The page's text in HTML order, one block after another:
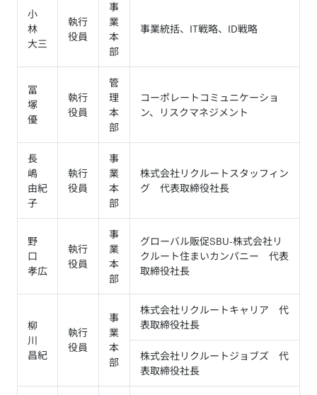
小
林
大三
執行
役員
事
業
本
部
事業統括、IT戦略、ID戦略
冨
塚
優
執行
役員
管
理
本
部
コーポレートコミュニケーショ
ン、リスクマネジメント
長
嶋
由紀
子
執行
役員
事
業
本
部
株式会社リクルートスタッフィン
グ 代表取締役社長
野
口
孝広
執行
役員
事
業
本
部
グローバル販促SBU-株式会社リ
クルート住まいカンパニー 代表
取締役社長
柳
川
昌紀
執行
役員
事
業
本
部
株式会社リクルートキャリア 代
表取締役社長
株式会社リクルートジョブズ 代
表取締役社長